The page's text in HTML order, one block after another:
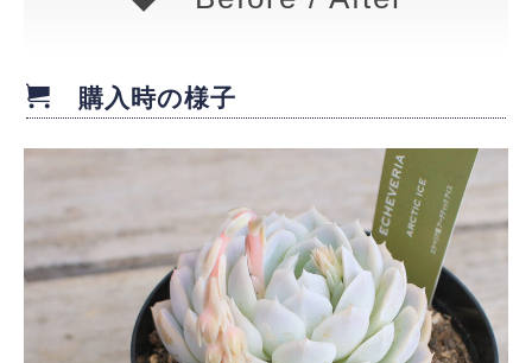
購入時の様子